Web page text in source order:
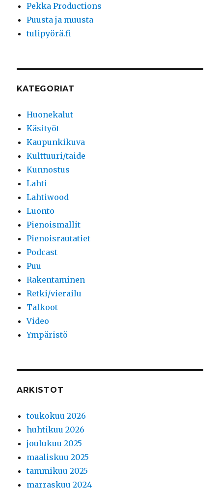
Pekka Productions
Puusta ja muusta
tulipyörä.fi
KATEGORIAT
Huonekalut
Käsityöt
Kaupunkikuva
Kulttuuri/taide
Kunnostus
Lahti
Lahtiwood
Luonto
Pienoismallit
Pienoisrautatiet
Podcast
Puu
Rakentaminen
Retki/vierailu
Talkoot
Video
Ympäristö
ARKISTOT
toukokuu 2026
huhtikuu 2026
joulukuu 2025
maaliskuu 2025
tammikuu 2025
marraskuu 2024